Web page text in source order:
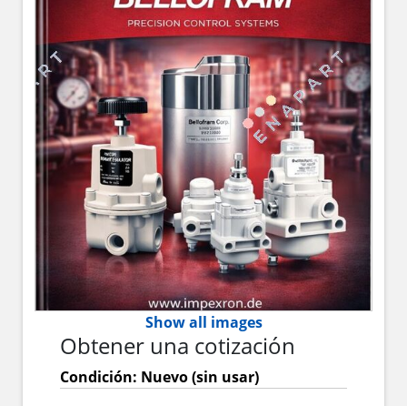
Show all images
Obtener una cotización
Condición: Nuevo (sin usar)